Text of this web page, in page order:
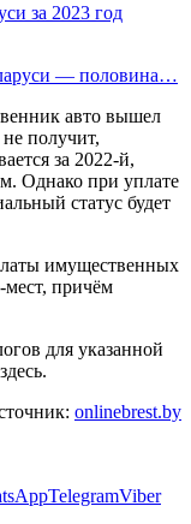
за 2023 год
— половина…
авто вышел
получит,
за 2022-й,
Однако при уплате
статус будет
имущественных
причём
для указанной
onlinebrest.by
TelegramViber